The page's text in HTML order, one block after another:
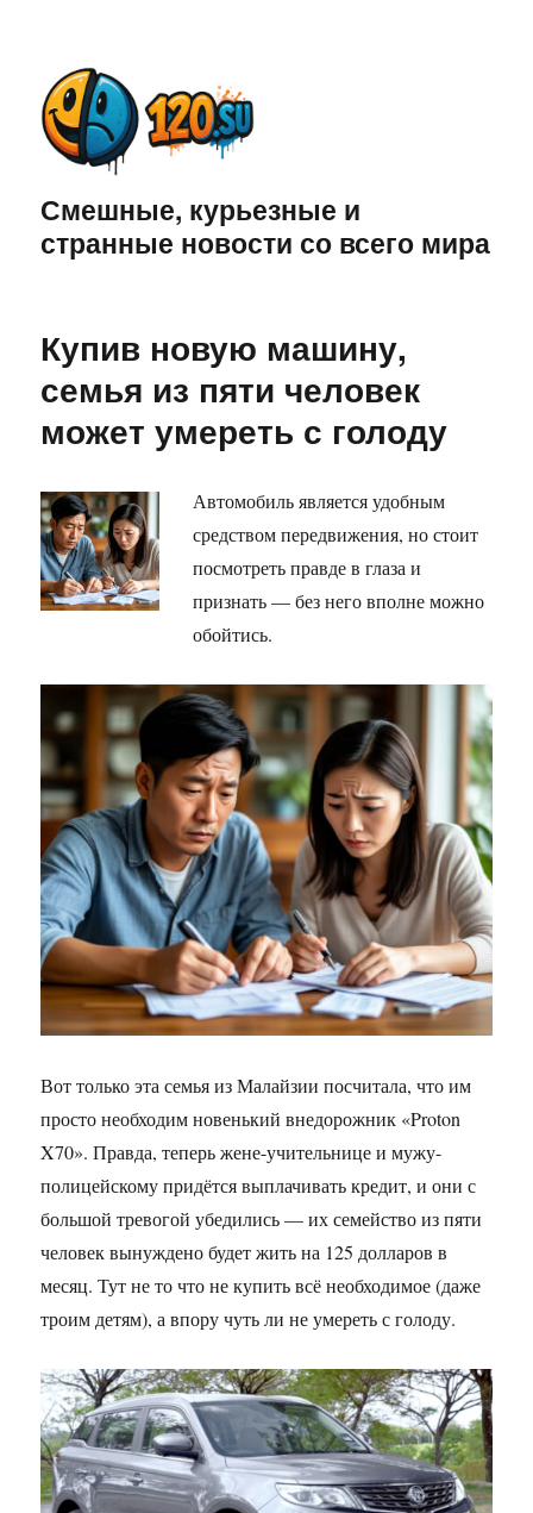
Смешные, курьезные и
странные новости со всего мира
Купив новую машину,
семья из пяти человек
может умереть с голоду
Автомобиль является удобным
средством передвижения, но стоит
посмотреть правде в глаза и
признать — без него вполне можно
обойтись.
Вот только эта семья из Малайзии посчитала, что им
просто необходим новенький внедорожник «Proton
X70». Правда, теперь жене-учительнице и мужу-
полицейскому придётся выплачивать кредит, и они с
большой тревогой убедились — их семейство из пяти
человек вынуждено будет жить на 125 долларов в
месяц. Тут не то что не купить всё необходимое (даже
троим детям), а впору чуть ли не умереть с голоду.